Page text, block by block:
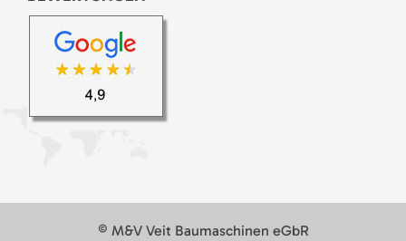
© M&V Veit Baumaschinen eGbR